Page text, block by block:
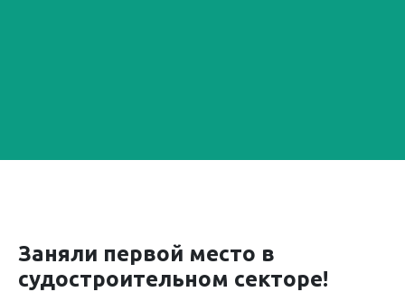
Заняли первой место в
судостроительном секторе!